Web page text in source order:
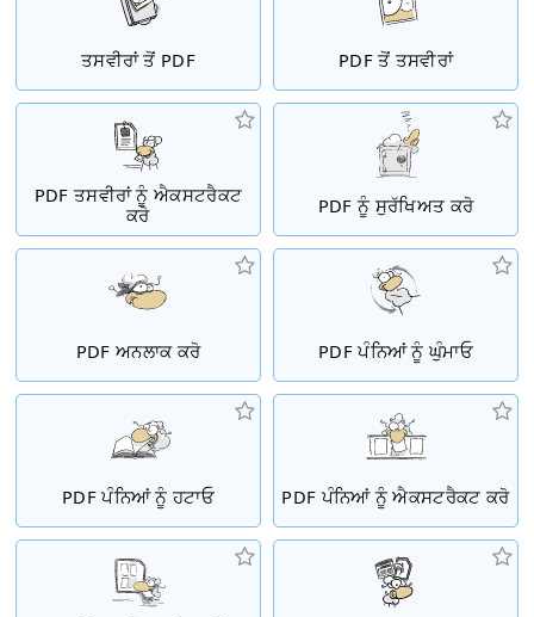
ਤਸਵੀਰਾਂ ਤੋਂ PDF PDF ਤੋਂ ਤਸਵੀਰਾਂ
PDF ਤਸਵੀਰਾਂ ਨੂੰ ਐਕਸਟਰੈਕਟ
ਕਰੋ
PDF ਨੂੰ ਸੁਰੱਖਿਅਤ ਕਰੋ
PDF ਅਨਲਾਕ ਕਰੋ PDF ਪੰਨਿਆਂ ਨੂੰ ਘੁੰਮਾਓ
PDF ਪੰਨਿਆਂ ਨੂੰ ਹਟਾਓ PDF ਪੰਨਿਆਂ ਨੂੰ ਐਕਸਟਰੈਕਟ ਕਰੋ